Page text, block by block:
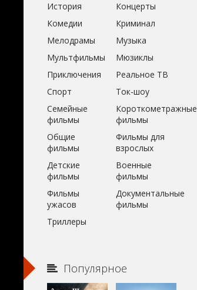
История
Концерты
Комедии
Криминал
Мелодрамы
Музыка
Мультфильмы
Мюзиклы
Приключения
Реальное ТВ
Спорт
Ток-шоу
Семейные
фильмы
Короткометражные
фильмы
Общие
фильмы
Фильмы для
взрослых
Детские
фильмы
Военные
фильмы
Фильмы
ужасов
Документальные
фильмы
Триллеры
Популярное